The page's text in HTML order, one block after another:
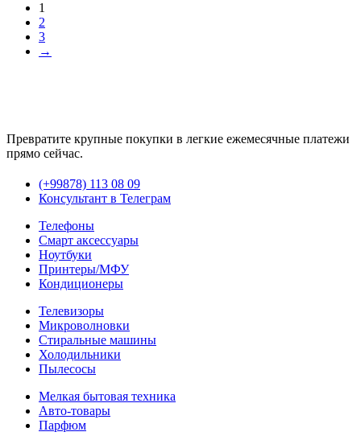
1
2
3
→
Превратите крупные покупки в легкие ежемесячные платежи
прямо сейчас.
(+99878) 113 08 09
Консультант в Телеграм
Телефоны
Смарт аксессуары
Ноутбуки
Принтеры/МФУ
Кондиционеры
Телевизоры
Микроволновки
Стиральные машины
Холодильники
Пылесосы
Мелкая бытовая техника
Авто-товары
Парфюм